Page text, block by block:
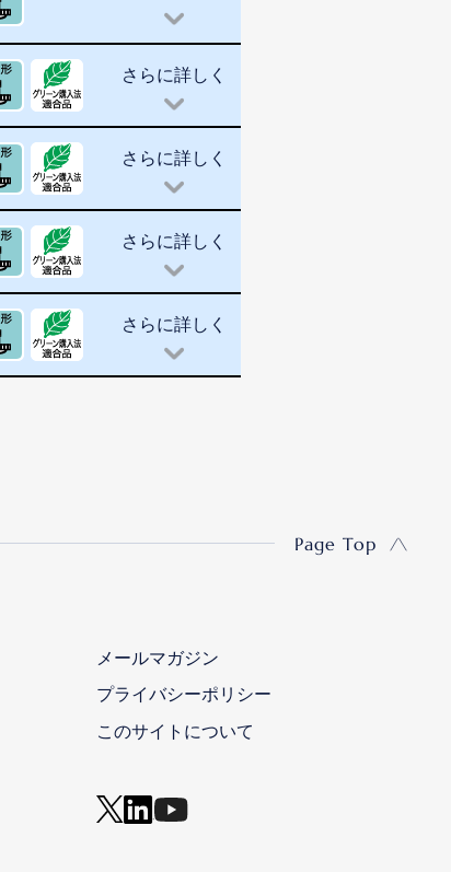
さらに詳しく
さらに詳しく
さらに詳しく
さらに詳しく
Page Top
メールマガジン
プライバシーポリシー
このサイトについて